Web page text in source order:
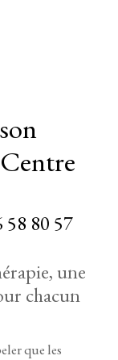
58 80 57
une
chacun
que les